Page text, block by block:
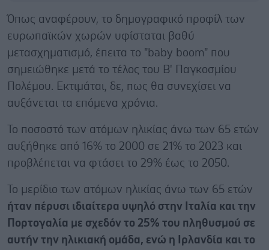
Όπως αναφέρουν, το δημογραφικό προφίλ των
ευρωπαϊκών χωρών υφίσταται βαθύ
μετασχηματισμό, έπειτα το "baby boom" που
σημειώθηκε μετά το τέλος του Β' Παγκοσμίου
Πολέμου. Εκτιμάται, δε, πως θα συνεχίσει να
αυξάνεται τα επόμενα χρόνια.
Το ποσοστό των ατόμων ηλικίας άνω των 65 ετών
αυξήθηκε από 16% το 2000 σε 21% το 2023 και
προβλέπεται να φτάσει το 29% έως το 2050.
Το μερίδιο των ατόμων ηλικίας άνω των 65 ετών
ήταν πέρυσι ιδιαίτερα υψηλό στην Ιταλία και την
Πορτογαλία με σχεδόν το 25% του πληθυσμού σε
αυτήν την ηλικιακή ομάδα, ενώ η Ιρλανδία και το